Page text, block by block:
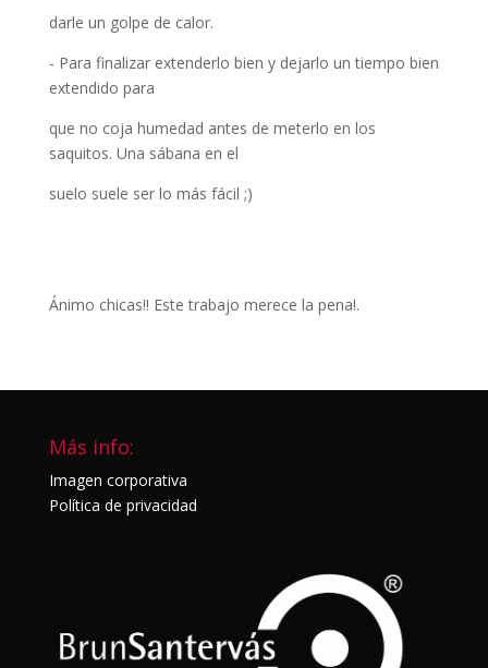
darle un golpe de calor.
- Para finalizar extenderlo bien y dejarlo un tiempo bien
extendido para
que no coja humedad antes de meterlo en los
saquitos. Una sábana en el
suelo suele ser lo más fácil ;)
Ánimo chicas!! Este trabajo merece la pena!.
Más info:
Imagen corporativa
Política de privacidad